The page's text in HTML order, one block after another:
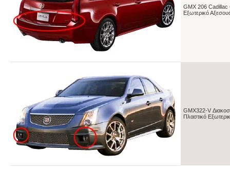
GMX 206 Cadillac
Εξωτερικό
GMX322-V
Πλαστικό